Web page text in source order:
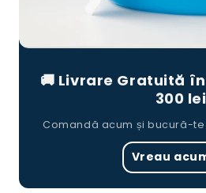
🚚 Livrare Gratuită
300 lei
Comandă acum și bucură-
Vreau